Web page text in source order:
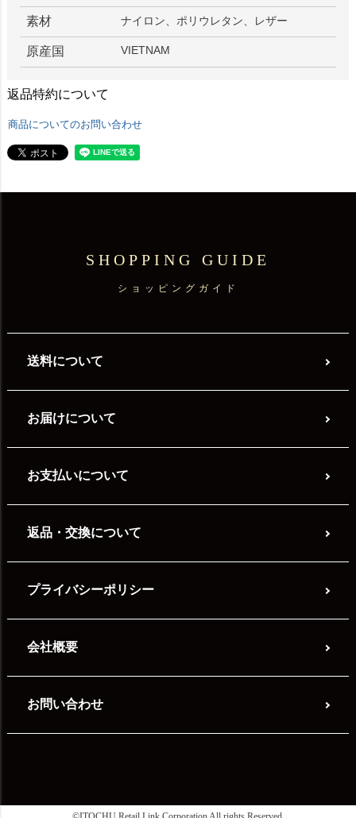
素材 ナイロン、ポリウレタン、レザー
原産国 VIETNAM
返品特約について
商品についてのお問い合わせ
SHOPPING GUIDE
ショッピングガイド
送料について
お届けについて
お支払いについて
返品・交換について
プライバシーポリシー
会社概要
お問い合わせ